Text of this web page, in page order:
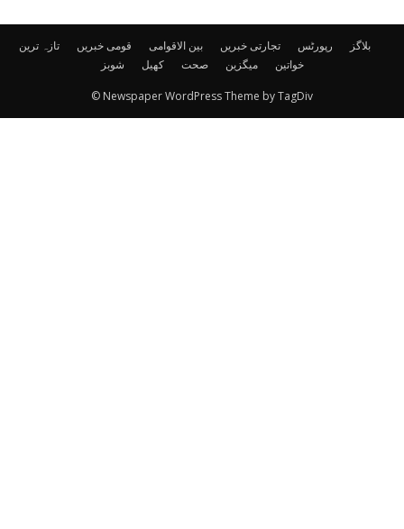
تازہ ترین قومی خبریں بین الاقوامی تجارتی خبریں رپورٹس
بلاگز
شوبز
کھیل صحت میگزین خواتین
© Newspaper WordPress Theme by TagDiv